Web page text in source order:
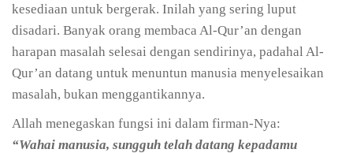
kesediaan untuk bergerak. Inilah yang sering luput
disadari. Banyak orang membaca Al-Qur’an dengan
harapan masalah selesai dengan sendirinya, padahal Al-
Qur’an datang untuk menuntun manusia menyelesaikan
masalah, bukan menggantikannya.
Allah menegaskan fungsi ini dalam firman-Nya:
“Wahai manusia, sungguh telah datang kepadamu